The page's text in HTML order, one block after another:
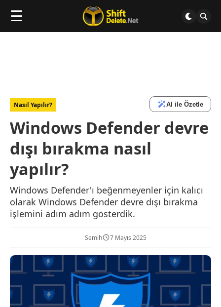
☰
Nasıl Yapılır? AI ile Özetle
Windows Defender devre
dışı bırakma nasıl
yapılır?
Windows Defender'ı beğenmeyenler için kalıcı
olarak Windows Defender devre dışı bırakma
işlemini adım adım gösterdik.
Semih 7 Mayıs 2025